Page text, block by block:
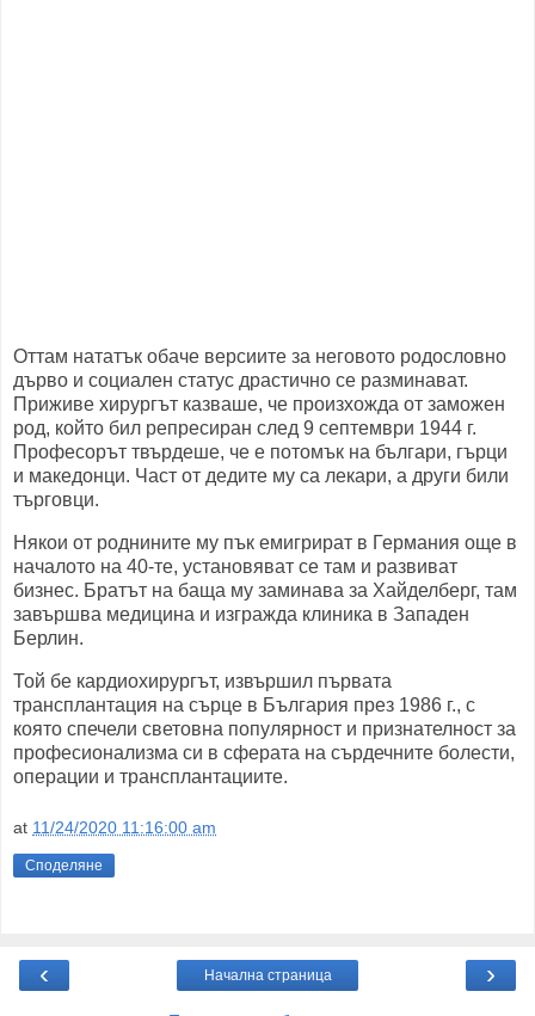
Оттам нататък обаче версиите за неговото родословно
дърво и социален статус драстично се разминават.
Приживе хирургът казваше, че произхожда от заможен
род, който бил репресиран след 9 септември 1944 г.
Професорът твърдеше, че е потомък на българи, гърци
и македонци. Част от дедите му са лекари, а други били
търговци.
Някои от роднините му пък емигрират в Германия още в
началото на 40-те, установяват се там и развиват
бизнес. Братът на баща му заминава за Хайделберг, там
завършва медицина и изгражда клиника в Западен
Берлин.
Той бе кардиохирургът, извършил първата
трансплантация на сърце в България през 1986 г., с
която спечели световна популярност и признателност за
професионализма си в сферата на сърдечните болести,
операции и трансплантациите.
at 11/24/2020 11:16:00 am
Споделяне
‹ ›
Начална страница